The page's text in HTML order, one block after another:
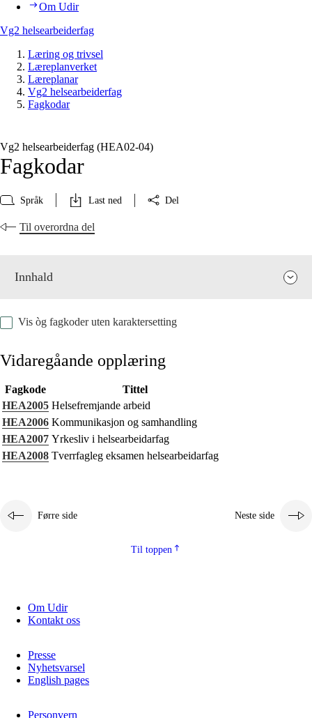
Om Udir
Vg2 helsearbeiderfag
Læring og trivsel
Læreplanverket
Læreplanar
Vg2 helsearbeiderfag
Fagkodar
Vg2 helsearbeiderfag (HEA02‑04)
Fagkodar
Språk Last ned Del
Til overordna del
Innhald
Fagrelevans og sentrale verdiar
Kjerneelement
Tverrfaglege tema
Vis òg fagkoder uten karaktersetting
Vidaregåande opplæring
Fagkode
Tittel
HEA2005 Helsefremjande arbeid
HEA2006 Kommunikasjon og samhandling
HEA2007 Yrkesliv i helsearbeidarfag
HEA2008 Tverrfagleg eksamen helsearbeidarfag
Førre side Neste side
Til toppen
Om Udir
Kontakt oss
Presse
Nyhetsvarsel
English pages
Personvern